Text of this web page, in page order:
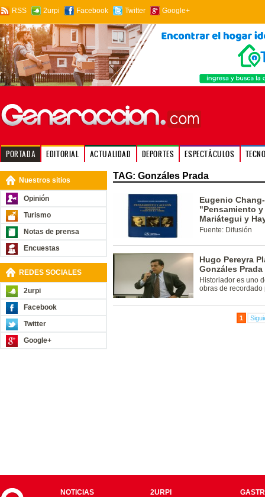
RSS 2urpi Facebook Twitter Google+
PORTADA EDITORIAL ACTUALIDAD DEPORTES ESPECTÁCULOS
Nuestros sitios
Opinión
Turismo
Notas de prensa
Encuestas
REDES SOCIALES
2urpi
Facebook
Twitter
Google+
TAG: Gonzáles Prada
Eugenio
"Pensamiento
Mariátegui y
Fuente: Difusión
Hugo Pereyra
Gonzáles
Historiador es uno
obras de
1
NOTICIAS
2URPI